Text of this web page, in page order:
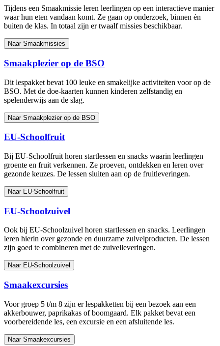
Tijdens een Smaakmissie leren leerlingen op een interactieve manier
waar hun eten vandaan komt. Ze gaan op onderzoek, binnen én
buiten de klas. In totaal zijn er twaalf missies beschikbaar.
Naar Smaakmissies
Smaakplezier op de BSO
Dit lespakket bevat 100 leuke en smakelijke activiteiten voor op de
BSO. Met de doe-kaarten kunnen kinderen zelfstandig en
spelenderwijs aan de slag.
Naar Smaakplezier op de BSO
EU-Schoolfruit
Bij EU-Schoolfruit horen startlessen en snacks waarin leerlingen
groente en fruit verkennen. Ze proeven, ontdekken en leren over
gezonde keuzes. De lessen sluiten aan op de fruitleveringen.
Naar EU-Schoolfruit
EU-Schoolzuivel
Ook bij EU-Schoolzuivel horen startlessen en snacks. Leerlingen
leren hierin over gezonde en duurzame zuivelproducten. De lessen
zijn goed te combineren met de zuivelleveringen.
Naar EU-Schoolzuivel
Smaakexcursies
Voor groep 5 t/m 8 zijn er lespakketten bij een bezoek aan een
akkerbouwer, paprikakas of boomgaard. Elk pakket bevat een
voorbereidende les, een excursie en een afsluitende les.
Naar Smaakexcursies